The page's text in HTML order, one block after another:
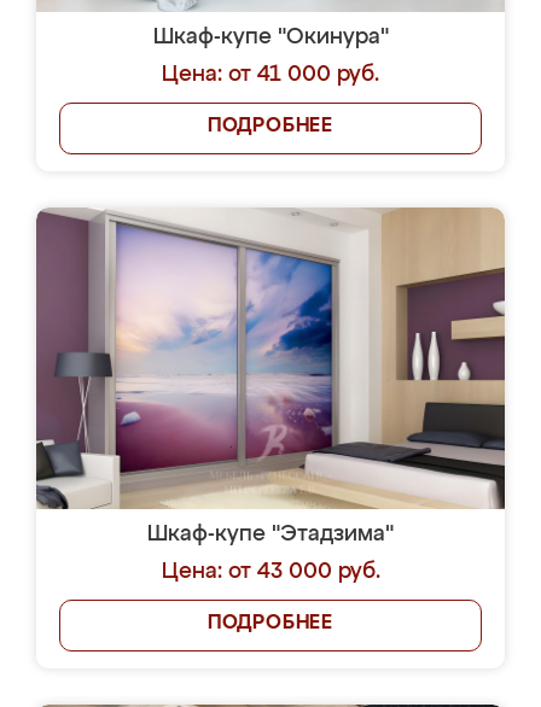
Шкаф-купе "Окинура"
Цена: от 41 000 руб.
ПОДРОБНЕЕ
Шкаф-купе "Этадзима"
Цена: от 43 000 руб.
ПОДРОБНЕЕ